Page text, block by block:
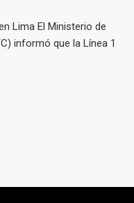
Lima El Ministerio de
informó que la Línea 1